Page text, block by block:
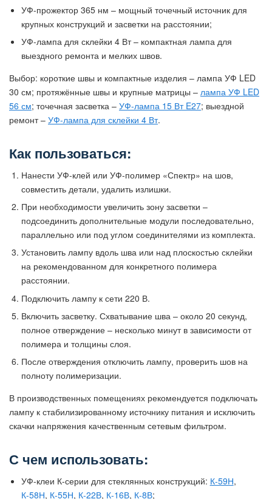
УФ-прожектор 365 нм – мощный точечный источник для
крупных конструкций и засветки на расстоянии;
УФ-лампа для склейки 4 Вт – компактная лампа для
выездного ремонта и мелких швов.
Выбор: короткие швы и компактные изделия – лампа УФ LED
30 см; протяжённые швы и крупные матрицы – лампа УФ LED
56 см; точечная засветка – УФ-лампа 15 Вт E27; выездной
ремонт – УФ-лампа для склейки 4 Вт.
Как пользоваться:
Нанести УФ-клей или УФ-полимер «Спектр» на шов,
совместить детали, удалить излишки.
При необходимости увеличить зону засветки –
подсоединить дополнительные модули последовательно,
параллельно или под углом соединителями из комплекта.
Установить лампу вдоль шва или над плоскостью склейки
на рекомендованном для конкретного полимера
расстоянии.
Подключить лампу к сети 220 В.
Включить засветку. Схватывание шва – около 20 секунд,
полное отверждение – несколько минут в зависимости от
полимера и толщины слоя.
После отверждения отключить лампу, проверить шов на
полноту полимеризации.
В производственных помещениях рекомендуется подключать
лампу к стабилизированному источнику питания и исключить
скачки напряжения качественным сетевым фильтром.
С чем использовать:
УФ-клеи К-серии для стеклянных конструкций: К-59Н,
К-58Н, К-55Н, К-22В, К-16В, К-8В;